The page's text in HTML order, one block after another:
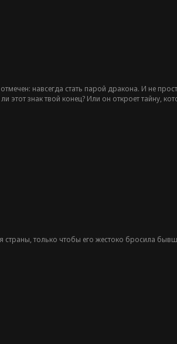
навсегда стать парой дракона. И не
этот знак твой конец? Или он откроет тайну,
только чтобы его жестоко бросила